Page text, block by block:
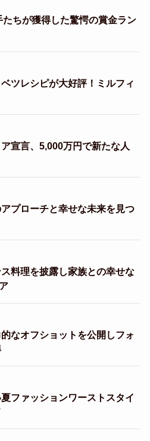
ちが獲得した驚愕の賞金ラン
ツレシピが大好評！ミルフィ
宣言、5,000万円で新たな人
プローチと幸せな未来を見つ
料理を披露し家族との幸せな
なオフショットを公開しフォ
ファッションワーストスタイ